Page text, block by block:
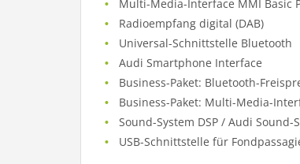
Multi-Media-Interface MMI Basic
Radioempfang digital (DAB)
Universal-Schnittstelle Bluetooth
Audi Smartphone Interface
Business-Paket: Bluetooth-
Business-Paket: Multi-Media-
Sound-System DSP / Audi Sound-
USB-Schnittstelle für